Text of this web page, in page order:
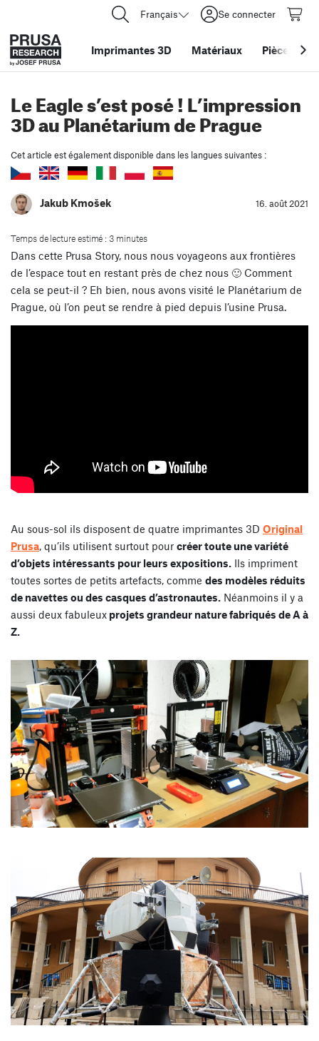
Français Se connecter
Imprimantes 3D Matériaux Pièces &
Le Eagle s’est posé ! L’impression
3D au Planétarium de Prague
Cet article est également disponible dans les langues suivantes :
Jakub Kmošek 16. août 2021
Temps de lecture estimé : 3 minutes
Dans cette Prusa Story, nous nous voyageons aux frontières
de l’espace tout en restant près de chez nous 🙂 Comment
cela se peut-il ? Eh bien, nous avons visité le Planétarium de
Prague, où l’on peut se rendre à pied depuis l’usine Prusa.
Au sous-sol ils disposent de quatre imprimantes 3D Original
Prusa, qu’ils utilisent surtout pour créer toute une variété
d’objets intéressants pour leurs expositions. Ils impriment
toutes sortes de petits artefacts, comme des modèles réduits
de navettes ou des casques d’astronautes. Néanmoins il y a
aussi deux fabuleux projets grandeur nature fabriqués de A à
Z.